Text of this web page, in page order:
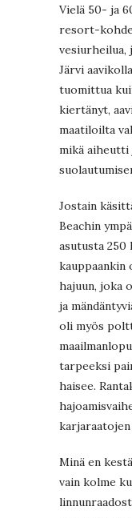
Vielä 50- ja
resort-
vesiurheilua,
Järvi
tuomittua
kiertänyt,
maatiloilta
mikä aiheutti
Jostain
Beachin
asutusta 250
kauppaankin
hajuun, joka
ja
oli myös
tarpeeksi
haisee.
karjaraatojen
Minä en
vain kolme